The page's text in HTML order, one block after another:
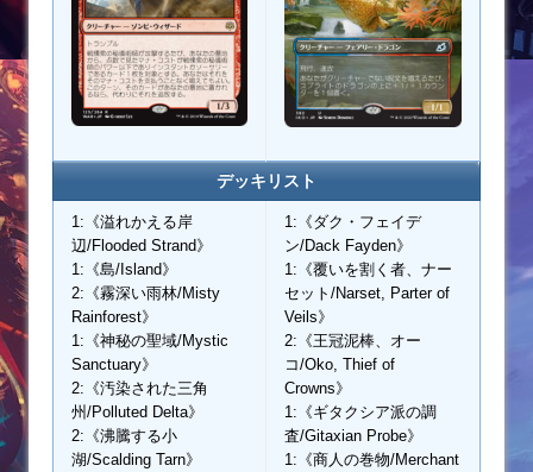
デッキリスト
1:《溢れかえる岸
辺/Flooded Strand》
1:《島/Island》
2:《霧深い雨林/Misty
Rainforest》
1:《神秘の聖域/Mystic
Sanctuary》
2:《汚染された三角
州/Polluted Delta》
2:《沸騰する小
湖/Scalding Tarn》
1:《ダク・フェイデ
ン/Dack Fayden》
1:《覆いを割く者、ナー
セット/Narset, Parter of
Veils》
2:《王冠泥棒、オー
コ/Oko, Thief of
Crowns》
1:《ギタクシア派の調
査/Gitaxian Probe》
1:《商人の巻物/Merchant